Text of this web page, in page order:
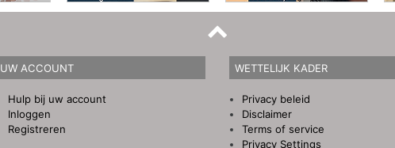
UW ACCOUNT
Hulp bij uw account
Inloggen
Registreren
WETTELIJK KADER
Privacy beleid
Disclaimer
Terms of service
Privacy Settings